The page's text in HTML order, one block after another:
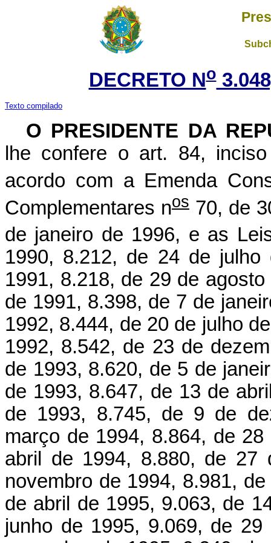
DECRETO No
Texto compilado
O PRESIDENTE DA
lhe confere o art. 84,
acordo com a Emenda
Complementares nos70, de
de janeiro de 1996, e as
1990, 8.212, de 24 de
1991, 8.218, de 29 de
de 1991, 8.398, de 7 de
1992, 8.444, de 20 de julho
1992, 8.542, de 23 de
de 1993, 8.620, de 5 de
de 1993, 8.647, de 13 de
de 1993, 8.745, de 9 de
março de 1994, 8.864, de
abril de 1994, 8.880, de
novembro de 1994, 8.981,
de abril de 1995, 9.063, de
junho de 1995, 9.069, de